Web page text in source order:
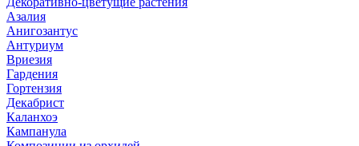
Азалия
Анигозантус
Антуриум
Вриезия
Гардения
Гортензия
Декабрист
Каланхоэ
Кампанула